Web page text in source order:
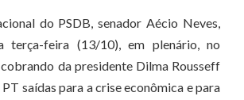
do PSDB, senador Aécio Neves,
terça-feira (13/10), em plenário, no
cobrando da presidente Dilma Rousseff
saídas para a crise econômica e para